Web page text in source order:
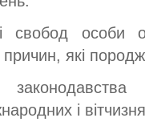
свобод особи
які
і